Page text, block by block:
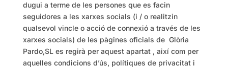
dugui a terme de les persones que es facin
seguidores a les xarxes socials (i / o realitzin
qualsevol vincle o acció de connexió a través de les
xarxes socials) de les pàgines oficials de Glòria
Pardo,SL es regirà per aquest apartat , així com per
aquelles condicions d’ús, polítiques de privacitat i